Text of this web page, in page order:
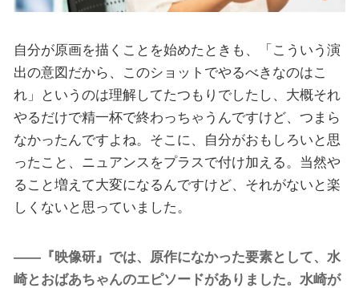
自分が原画を描くことを始めたときも、「こういう演
出の意図だから、このショットでやるべきなのはこ
れ」というのは理解してたつもりでしたし、大概それ
やるだけで精一杯で終わっちゃうんですけど、つまら
なかったんですよね。そこに、自分がおもしろいと思
ったこと、ニュアンスをプラスで付け加える。当然や
ること増えて大変になるんですけど、それがないと楽
しくないと思っていました。
――『映像研』では、原作になかった要素として、水
崎とおばあちゃんのエピソードがありました。水崎が